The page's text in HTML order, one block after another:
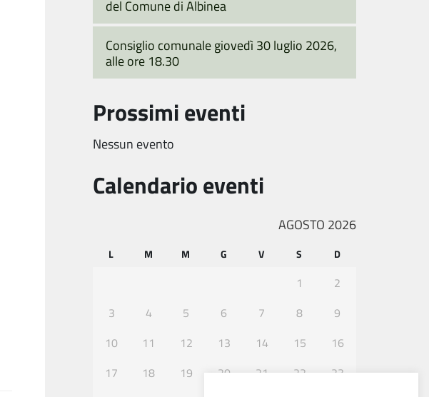
del Comune di Albinea
Consiglio comunale giovedì 30 luglio 2026,
alle ore 18.30
Prossimi eventi
Nessun evento
Calendario eventi
AGOSTO 2026
L M M G V S D
1
2
3
4 5 6 7 8
9
10
11 12 13 14 15
16
17
18 19 20 21 22
23